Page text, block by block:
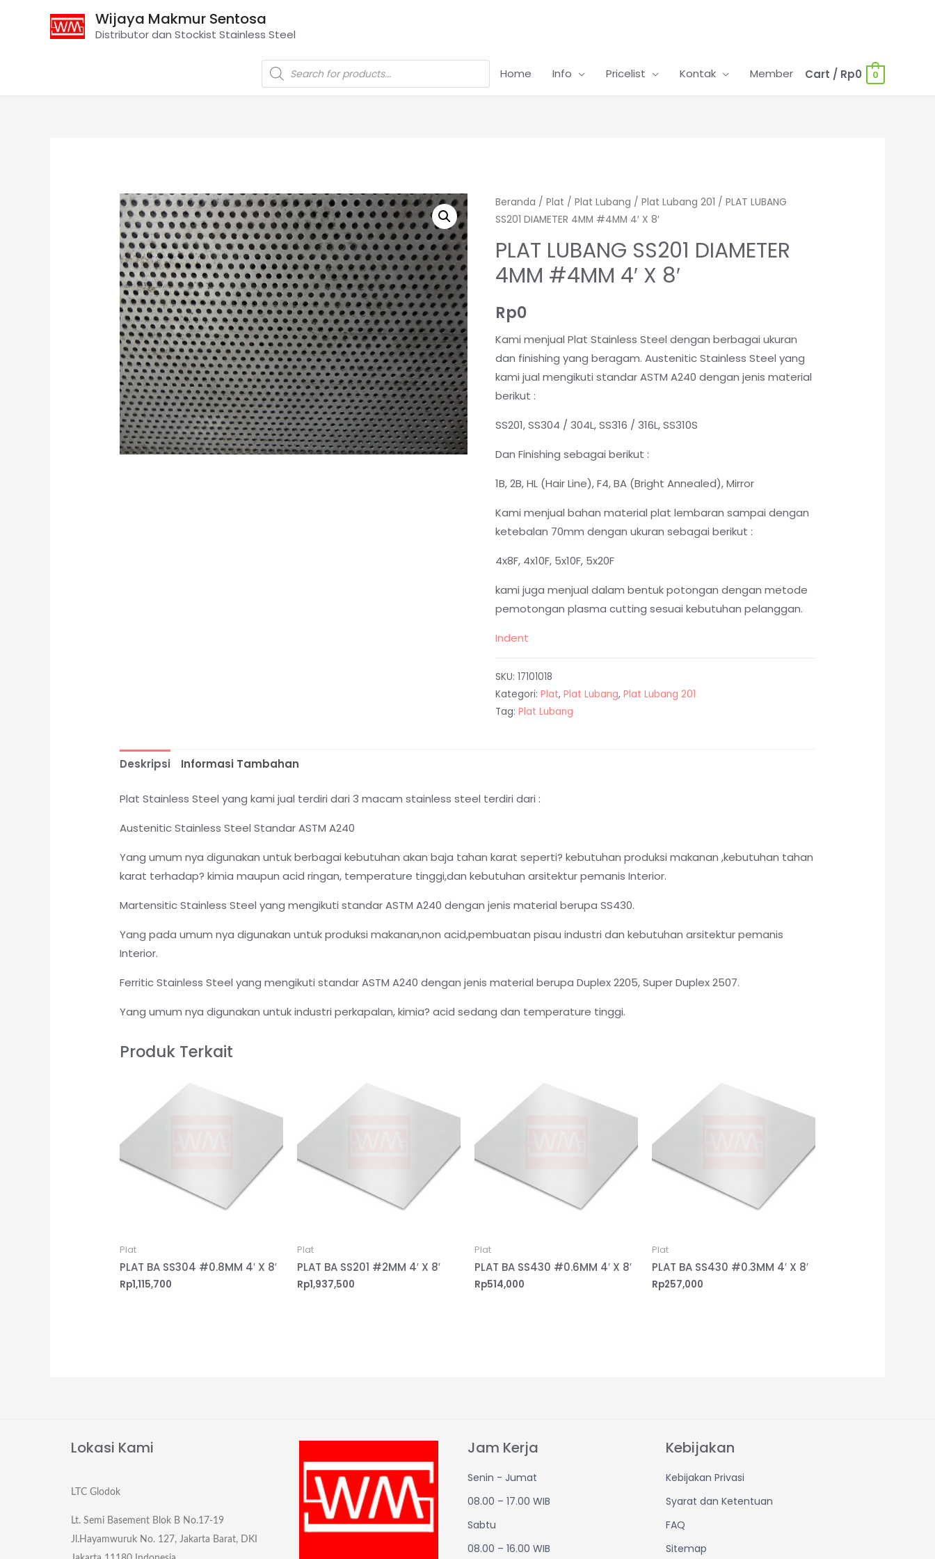
Wijaya Makmur Sentosa
Distributor dan Stockist Stainless Steel
Home Info Pricelist Kontak Member Cart / Rp0 0
Beranda / Plat / Plat Lubang / Plat Lubang 201 / PLAT LUBANG
SS201 DIAMETER 4MM #4MM 4′ X 8′
PLAT LUBANG SS201 DIAMETER
4MM #4MM 4′ X 8′
Rp0
Kami menjual Plat Stainless Steel dengan berbagai ukuran
dan finishing yang beragam. Austenitic Stainless Steel yang
kami jual mengikuti standar ASTM A240 dengan jenis material
berikut :
SS201, SS304 / 304L, SS316 / 316L, SS310S
Dan Finishing sebagai berikut :
1B, 2B, HL (Hair Line), F4, BA (Bright Annealed), Mirror
Kami menjual bahan material plat lembaran sampai dengan
ketebalan 70mm dengan ukuran sebagai berikut :
4x8F, 4x10F, 5x10F, 5x20F
kami juga menjual dalam bentuk potongan dengan metode
pemotongan plasma cutting sesuai kebutuhan pelanggan.
Indent
SKU: 17101018
Kategori: Plat, Plat Lubang, Plat Lubang 201
Tag: Plat Lubang
Deskripsi Informasi Tambahan
Plat Stainless Steel yang kami jual terdiri dari 3 macam stainless steel terdiri dari :
Austenitic Stainless Steel Standar ASTM A240
Yang umum nya digunakan untuk berbagai kebutuhan akan baja tahan karat seperti? kebutuhan produksi makanan ,kebutuhan tahan
karat terhadap? kimia maupun acid ringan, temperature tinggi,dan kebutuhan arsitektur pemanis Interior.
Martensitic Stainless Steel yang mengikuti standar ASTM A240 dengan jenis material berupa SS430.
Yang pada umum nya digunakan untuk produksi makanan,non acid,pembuatan pisau industri dan kebutuhan arsitektur pemanis
Interior.
Ferritic Stainless Steel yang mengikuti standar ASTM A240 dengan jenis material berupa Duplex 2205, Super Duplex 2507.
Yang umum nya digunakan untuk industri perkapalan, kimia? acid sedang dan temperature tinggi.
Produk Terkait
Plat
PLAT BA SS304 #0.8MM 4′ X 8′
Rp1,115,700
Plat
PLAT BA SS201 #2MM 4′ X 8′
Rp1,937,500
Plat
PLAT BA SS430 #0.6MM 4′ X 8′
Rp514,000
Plat
PLAT BA SS430 #0.3MM 4′ X 8′
Rp257,000
Lokasi Kami
LTC Glodok
Lt. Semi Basement Blok B No.17-19
Jl.Hayamwuruk No. 127, Jakarta Barat, DKI
Jam Kerja
Senin - Jumat
08.00 – 17.00 WIB
Sabtu
08.00 – 16.00 WIB
Kebijakan
Kebijakan Privasi
Syarat dan Ketentuan
FAQ
Sitemap